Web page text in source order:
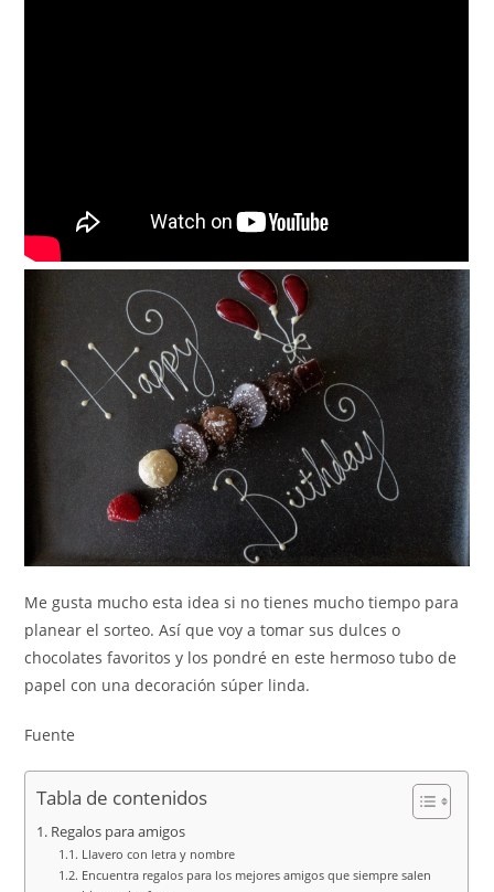
Me gusta mucho esta idea si no tienes mucho tiempo para
planear el sorteo. Así que voy a tomar sus dulces o
chocolates favoritos y los pondré en este hermoso tubo de
papel con una decoración súper linda.
Fuente
Tabla de contenidos
Regalos para amigos
Llavero con letra y nombre
Encuentra regalos para los mejores amigos que siempre salen